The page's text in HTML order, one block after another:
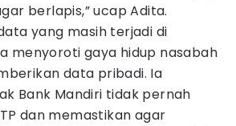
berlapis,” ucap Adita.
yang masih terjadi di
menyoroti gaya hidup nasabah
data pribadi. Ia
Bank Mandiri tidak pernah
dan memastikan agar